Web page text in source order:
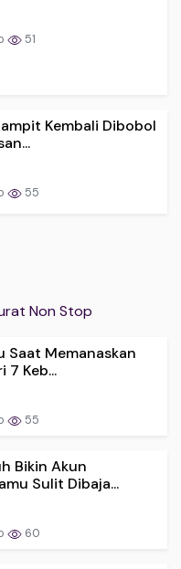
51
Kembali Dibobol
55
Non Stop
Saat Memanaskan
7 Keb...
55
Bikin Akun
Sulit Dibaja...
60